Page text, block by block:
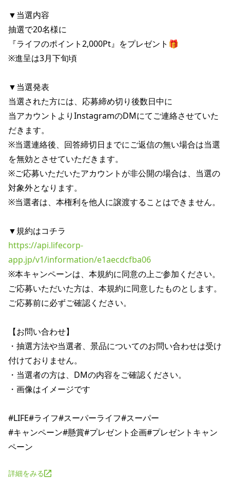
▼当選内容
抽選で20名様に
『ライフのポイント2,000Pt』をプレゼント🎁
※進呈は3月下旬頃
▼当選発表
当選された方には、応募締め切り後数日中に
当アカウントよりInstagramのDMにてご連絡させていた
だきます。
※当選連絡後、回答締切日までにご返信の無い場合は当選
を無効とさせていただきます。
※ご応募いただいたアカウントが非公開の場合は、当選の
対象外となります。
※当選者は、本権利を他人に譲渡することはできません。
https://api.lifecorp-
app.jp/v1/information/e1aecdcfba06
※本キャンペーンは、本規約に同意の上ご参加ください。
ご応募いただいた方は、本規約に同意したものとします。
ご応募前に必ずご確認ください。
【お問い合わせ】
・抽選方法や当選者、景品についてのお問い合わせは受け
付けておりません。
・当選者の方は、DMの内容をご確認ください。
・画像はイメージです
#LIFE#ライフ#スーパーライフ#スーパー
#キャンペーン#懸賞#プレゼント企画#プレゼントキャン
詳細をみる